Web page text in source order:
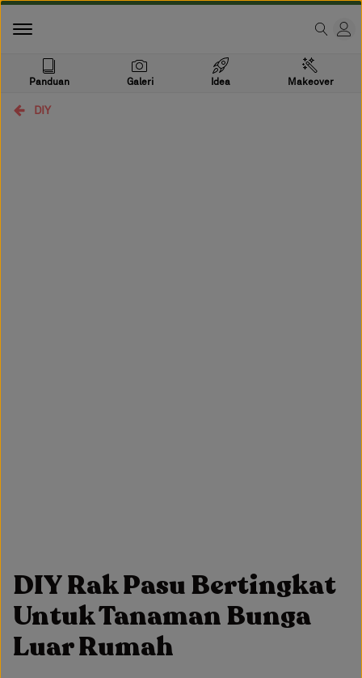
Panduan Galeri Idea Makeover
DIY
DIY Rak Pasu Bertingkat
Untuk Tanaman Bunga
Luar Rumah